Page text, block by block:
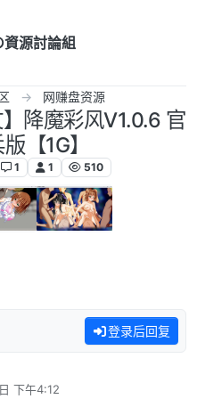
資源討論組
网赚盘资源
】降魔彩风V1.0.6 官
【1G】
1 1 510
登录后回复
下午4:12